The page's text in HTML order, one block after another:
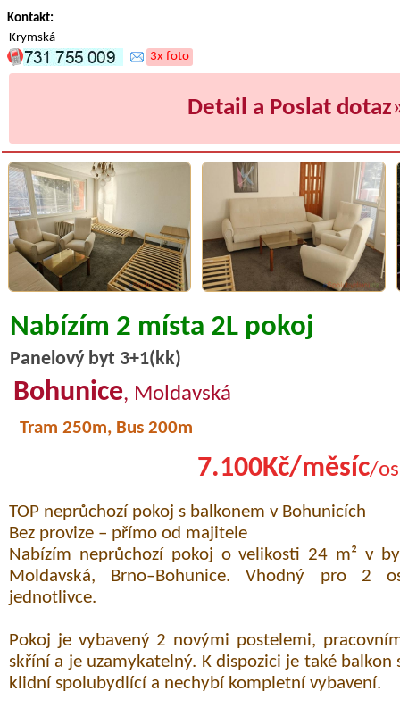
Kontakt:
Krymská
3x foto
Detail a Poslat dotaz
Nabízím 2 místa 2L pokoj
Panelový byt 3+1(kk)
Bohunice, Moldavská
Tram 250m, Bus 200m
7.100Kč/měsíc/
TOP neprůchozí pokoj s balkonem v Bohunicích
Bez provize – přímo od majitele
Nabízím neprůchozí pokoj o velikosti 24 m² v
Moldavská, Brno–Bohunice. Vhodný pro 2
jednotlivce.
Pokoj je vybavený 2 novými postelemi,
skříní a je uzamykatelný. K dispozici je také balkon
klidní spolubydlící a nechybí kompletní vybavení.